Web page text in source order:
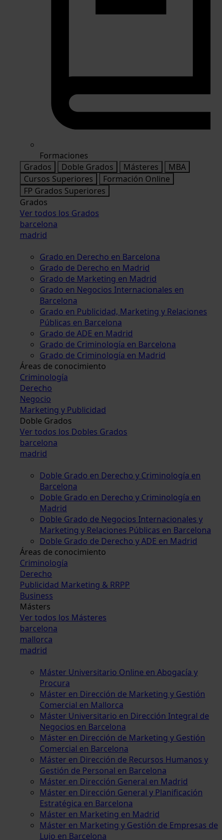
Formaciones
Grados
Doble Grados Másteres
MBA
Cursos Superiores
Formación Online
FP Grados Superiores
Grados
Ver todos los Grados
barcelona
madrid
Grado en Derecho en Barcelona
Grado de Derecho en Madrid
Grado de Marketing en Madrid
Grado en Negocios Internacionales en
Barcelona
Grado en Publicidad, Marketing y Relaciones
Públicas en Barcelona
Grado de ADE en Madrid
Grado de Criminología en Barcelona
Grado de Criminología en Madrid
Áreas de conocimiento
Criminología
Derecho
Negocio
Marketing y Publicidad
Doble Grados
Ver todos los Dobles Grados
barcelona
madrid
Doble Grado en Derecho y Criminología en
Barcelona
Doble Grado en Derecho y Criminología en
Madrid
Doble Grado de Negocios Internacionales y
Marketing y Relaciones Públicas en Barcelona
Doble Grado de Derecho y ADE en Madrid
Áreas de conocimiento
Criminología
Derecho
Publicidad Marketing & RRPP
Business
Másters
Ver todos los Másteres
barcelona
mallorca
madrid
Máster Universitario Online en Abogacía y
Procura
Máster en Dirección de Marketing y Gestión
Comercial en Mallorca
Máster Universitario en Dirección Integral de
Negocios en Barcelona
Máster en Dirección de Marketing y Gestión
Comercial en Barcelona
Máster en Dirección de Recursos Humanos y
Gestión de Personal en Barcelona
Máster en Dirección General en Madrid
Máster en Dirección General y Planificación
Estratégica en Barcelona
Máster en Marketing en Madrid
Máster en Marketing y Gestión de Empresas de
Lujo en Barcelona